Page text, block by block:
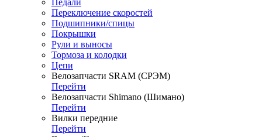
Педали
Переключение скоростей
Подшипники/спицы
Покрышки
Рули и выносы
Тормоза и колодки
Цепи
Велозапчасти SRAM (СРЭМ)
Перейти
Велозапчасти Shimano (Шимано)
Перейти
Вилки передние
Перейти